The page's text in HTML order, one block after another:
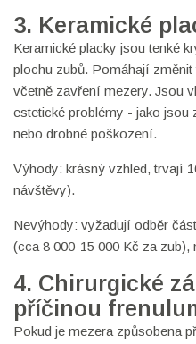
3. Keramické
Keramické placky jsou tenké
plochu zubů. Pomáhají
včetně zavření mezery. Jsou
estetické problémy - jako jsou
nebo drobné poškození.
Výhody: krásný vzhled, trvají
návštěvy).
Nevýhody: vyžadují odběr
(cca 8 000-15 000 Kč za
4. Chirurgické
příčinou
Pokud je mezera způsobena